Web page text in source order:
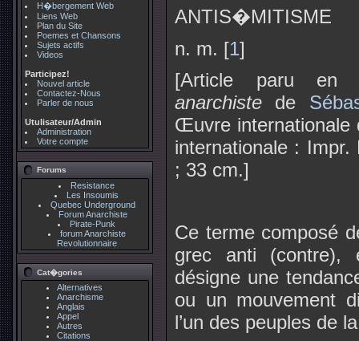
H�bergement Web
Liens Web
Plan du Site
Poemes et Chansons
Sujets actifs
Videos
Participez!
Nouvel article
Contactez-Nous
Parler de nous
Utulisateur/Admin
Administration
Votre compte
Forums
Resistance
Les Insoumis
Quebec Underground
Forum Anarchiste
Pirate-Punk
forum Anarchiste
Revolutionnaire
Cat�gories
Alternatives
Anarchisme
Anglais
Appel
Autres
Citations
ANTIS�MITISME
n. m. [1]
[Article paru en
anarchiste de
Œuvre internationale
internationale :
; 33 cm.]
Ce terme composé
grec anti (contre),
désigne une
ou un mouvement
l’un des peuples de